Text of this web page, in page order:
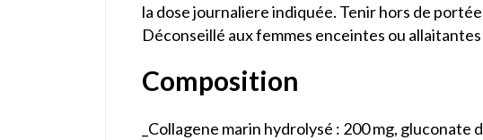
la dose journaliere indiquée. Tenir hors de
Déconseillé aux femmes enceintes ou allaitantes
Composition
_Collagene marin hydrolysé : 200 mg,